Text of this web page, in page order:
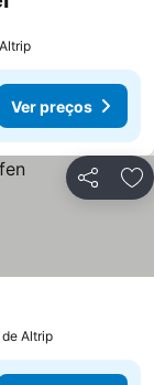
Ver preços
Partilhar
Altrip